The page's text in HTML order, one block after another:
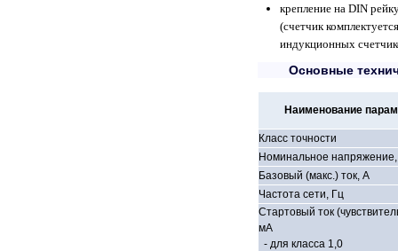
крепление на DIN
(счетчик
индукционных
Основные
Наименование
Класс точности
Номинальное
Базовый (макс.) ток, A
Частота сети, Гц
Стартовый ток
мА
- для класса 1,0